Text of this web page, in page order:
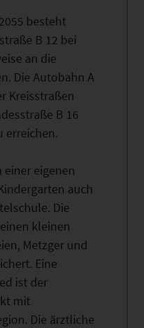
besteht
B 12 bei
an die
Die Autobahn A
Kreisstraßen
B 16
erreichen.
einer eigenen
auch
Die
kleinen
Metzger und
Eine
ist der
mit
Die ärztliche